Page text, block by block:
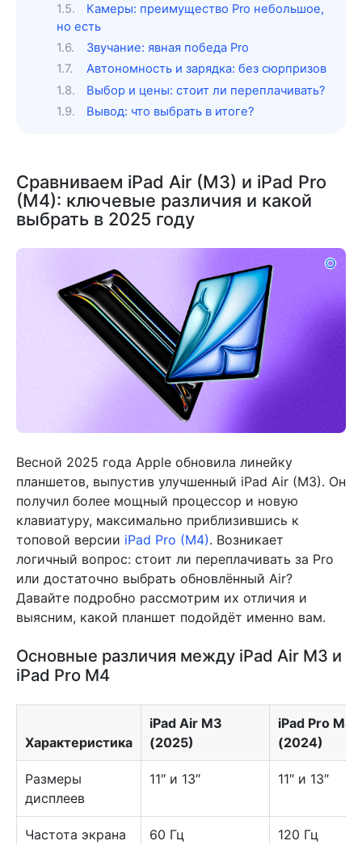
Камеры: преимущество Pro небольшое,
но есть
Звучание: явная победа Pro
Автономность и зарядка: без сюрпризов
Выбор и цены: стоит ли переплачивать?
Вывод: что выбрать в итоге?
Сравниваем iPad Air (M3) и iPad Pro
(M4): ключевые различия и какой
выбрать в 2025 году
Весной 2025 года Apple обновила линейку
планшетов, выпустив улучшенный iPad Air (M3). Он
получил более мощный процессор и новую
клавиатуру, максимально приблизившись к
топовой версии iPad Pro (M4). Возникает
логичный вопрос: стоит ли переплачивать за Pro
или достаточно выбрать обновлённый Air?
Давайте подробно рассмотрим их отличия и
выясним, какой планшет подойдёт именно вам.
Основные различия между iPad Air M3 и
iPad Pro M4
Характеристика
iPad Air M3
(2025)
iPad Pro M4
(2024)
Размеры
дисплеев
11″ и 13″ 11″ и 13″
Частота экрана 60 Гц
120 Гц